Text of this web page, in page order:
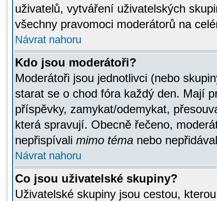
uživatelů, vytváření uživatelských
všechny pravomoci moderátorů na
Návrat nahoru
Kdo jsou moderátoři?
Moderátoři jsou jednotlivci (nebo
starat se o chod fóra každý den. Mají
příspěvky, zamykat/odemykat,
která spravují. Obecně řečeno,
nepřispívali mimo téma nebo
Návrat nahoru
Co jsou uživatelské skupiny?
Uživatelské skupiny jsou cestou,